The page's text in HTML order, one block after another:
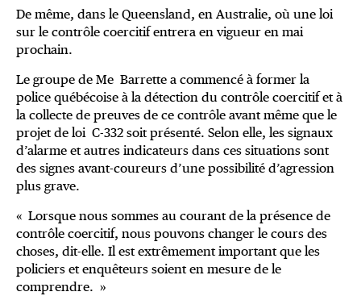
De même, dans le Queensland, en Australie, où une loi
sur le contrôle coercitif entrera en vigueur en mai
prochain.
Le groupe de Me Barrette a commencé à former la
police québécoise à la détection du contrôle coercitif et à
la collecte de preuves de ce contrôle avant même que le
projet de loi C-332 soit présenté. Selon elle, les signaux
d’alarme et autres indicateurs dans ces situations sont
des signes avant-coureurs d’une possibilité d’agression
plus grave.
« Lorsque nous sommes au courant de la présence de
contrôle coercitif, nous pouvons changer le cours des
choses, dit-elle. Il est extrêmement important que les
policiers et enquêteurs soient en mesure de le
comprendre. »